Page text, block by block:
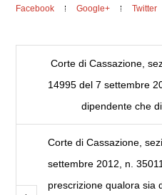
Facebook Google+ Twitter
Corte di Cassazione,
14995 del 7 settembre
dipendente che
Corte di Cassazione,
settembre 2012, n.
prescrizione qualora sia